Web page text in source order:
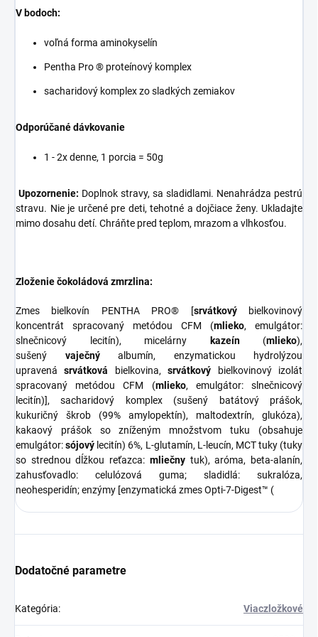
V bodoch:
voľná forma aminokyselín
Pentha Pro ® proteínový komplex
sacharidový komplex zo sladkých zemiakov
Odporúčané dávkovanie
1 - 2x denne, 1 porcia = 50g
Upozornenie: Doplnok stravy, sa sladidlami. Nenahrádza pestrú
stravu. Nie je určené pre deti, tehotné a dojčiace ženy. Ukladajte
mimo dosahu detí. Chráňte pred teplom, mrazom a vlhkosťou.
Zloženie čokoládová zmrzlina:
Zmes bielkovín PENTHA PRO® [srvátkový
bielkovinový
koncentrát spracovaný metódou CFM (mlieko, emulgátor:
slnečnicový lecitín), micelárny
kazeín(mlieko),
sušený vaječnýalbumín, enzymatickou hydrolýzou
upravenásrvátková bielkovina,srvátkový bielkovinový izolát
spracovaný metódou CFM (mlieko, emulgátor: slnečnicový
lecitín)], sacharidový komplex (sušený batátový prášok,
kukuričný škrob (99% amylopektín), maltodextrín, glukóza),
kakaový prášok so zníženým množstvom tuku (obsahuje
emulgátor:sójový lecitín) 6%, L-glutamín, L-leucín, MCT tuky (tuky
so strednou dĺžkou reťazca: mliečnytuk), aróma, beta-alanín,
zahusťovadlo: celulózová guma; sladidlá: sukralóza,
neohesperidín; enzýmy [enzymatická zmes Opti-7-Digest™ (
Dodatočné parametre
Kategória: Viaczložkové